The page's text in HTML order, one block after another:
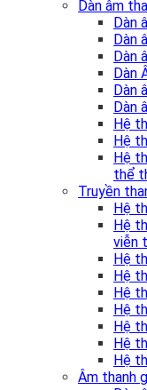
Dàn âm
Dàn
Dàn
Dàn
Dàn
Dàn
Dàn
Hệ
Hệ
Hệ
thể
Truyền
Hệ
Hệ
viễn
Hệ
Hệ
Hệ
Hệ
Hệ
Hệ
Hệ
Âm thanh